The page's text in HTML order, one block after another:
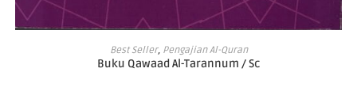
ADD TO BASKET
Best Seller, Pengajian Al-Quran
Buku Qawaad Al-Tarannum / Sc